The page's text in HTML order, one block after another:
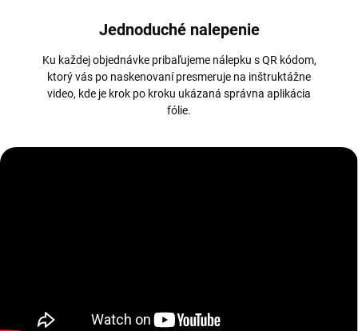
Jednoduché nalepenie
Ku každej objednávke pribaľujeme nálepku s QR kódom,
ktorý vás po naskenovaní presmeruje na inštruktážne
video, kde je krok po kroku ukázaná správna aplikácia
fólie.